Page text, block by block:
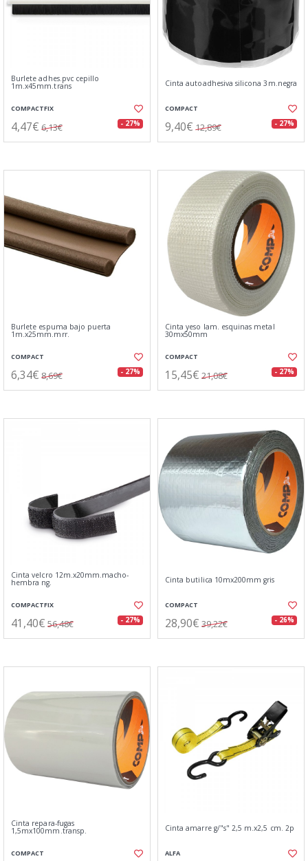
Burlete adhes.pvc cepillo
1m.x45mm.trans
COMPACTFIX
4,47€ 6,13€ - 27%
Cinta autoadhesiva silicona 3m.negra
COMPACT
9,40€ 12,89€ - 27%
Burlete espuma bajo puerta
1m.x25mm.mrr.
COMPACT
6,34€ 8,69€ - 27%
Cinta yeso lam. esquinas metal
30mx50mm
COMPACT
15,45€ 21,08€ - 27%
Cinta velcro 12m.x20mm.macho-
hembra ng.
COMPACTFIX
41,40€ 56,48€ - 27%
Cinta butilica 10mx200mm gris
COMPACT
28,90€ 39,22€ - 26%
Cinta repara-fugas
1,5mx100mm.transp.
COMPACT
Cinta amarre g/"s" 2,5 m.x2,5 cm. 2p
ALFA